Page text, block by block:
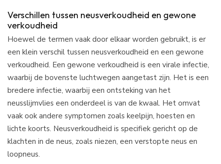
Verschillen tussen neusverkoudheid en gewone
verkoudheid
Hoewel de termen vaak door elkaar worden gebruikt, is er
een klein verschil tussen neusverkoudheid en een gewone
verkoudheid. Een gewone verkoudheid is een virale infectie,
waarbij de bovenste luchtwegen aangetast zijn. Het is een
bredere infectie, waarbij een ontsteking van het
neusslijmvlies een onderdeel is van de kwaal. Het omvat
vaak ook andere symptomen zoals keelpijn, hoesten en
lichte koorts. Neusverkoudheid is specifiek gericht op de
klachten in de neus, zoals niezen, een verstopte neus en
loopneus.